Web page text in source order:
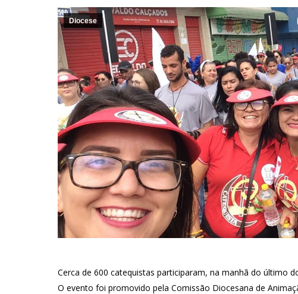
Diocese
Cerca de 600 catequistas participaram, na manhã do último
O evento foi promovido pela Comissão Diocesana de